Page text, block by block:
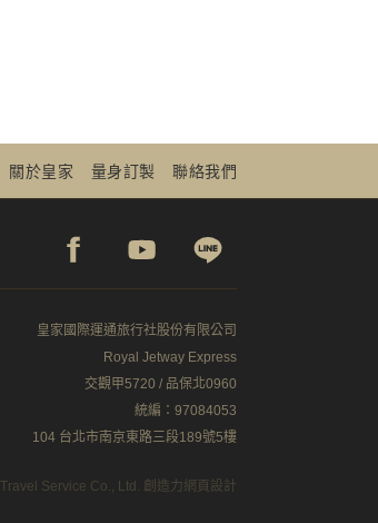
關於皇家 量身訂製 聯絡我們
皇家國際運通旅行社股份有限公司
Royal Jetway Express
交觀甲5720 / 品保北0960
統編：97084053
104 台北市南京東路三段189號5樓
Service Co., Ltd. 創造力網頁設計